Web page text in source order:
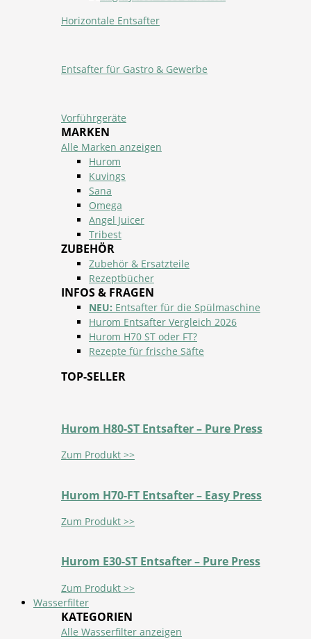
Horizontale Entsafter
Entsafter für Gastro & Gewerbe
Vorführgeräte
MARKEN
Alle Marken anzeigen
Hurom
Kuvings
Sana
Omega
Angel Juicer
Tribest
ZUBEHÖR
Zubehör & Ersatzteile
Rezeptbücher
INFOS & FRAGEN
NEU: Entsafter für die Spülmaschine
Hurom Entsafter Vergleich 2026
Hurom H70 ST oder FT?
Rezepte für frische Säfte
TOP-SELLER
Hurom H80-ST Entsafter – Pure Press
Zum Produkt >>
Hurom H70-FT Entsafter – Easy Press
Zum Produkt >>
Hurom E30-ST Entsafter – Pure Press
Zum Produkt >>
Wasserfilter
KATEGORIEN
Alle Wasserfilter anzeigen